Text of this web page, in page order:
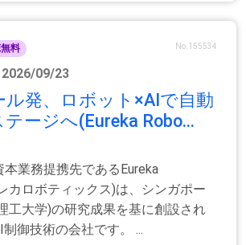
料 No.155534
09/23
ル発、ロボット×AIで自動
ージへ(Eureka Robo...
業務提携先であるEureka
カロボティックス)は、シンガポー
工大学)の研究成果を基に創設され
御技術の会社です。 ...